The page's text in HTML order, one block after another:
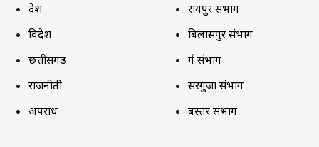
देश
विदेश
छत्तीसगढ़
राजनीती
अपराध
रायपुर संभाग
बिलासपुर संभाग
दुर्ग संभाग
सरगुजा संभाग
बस्तर संभाग